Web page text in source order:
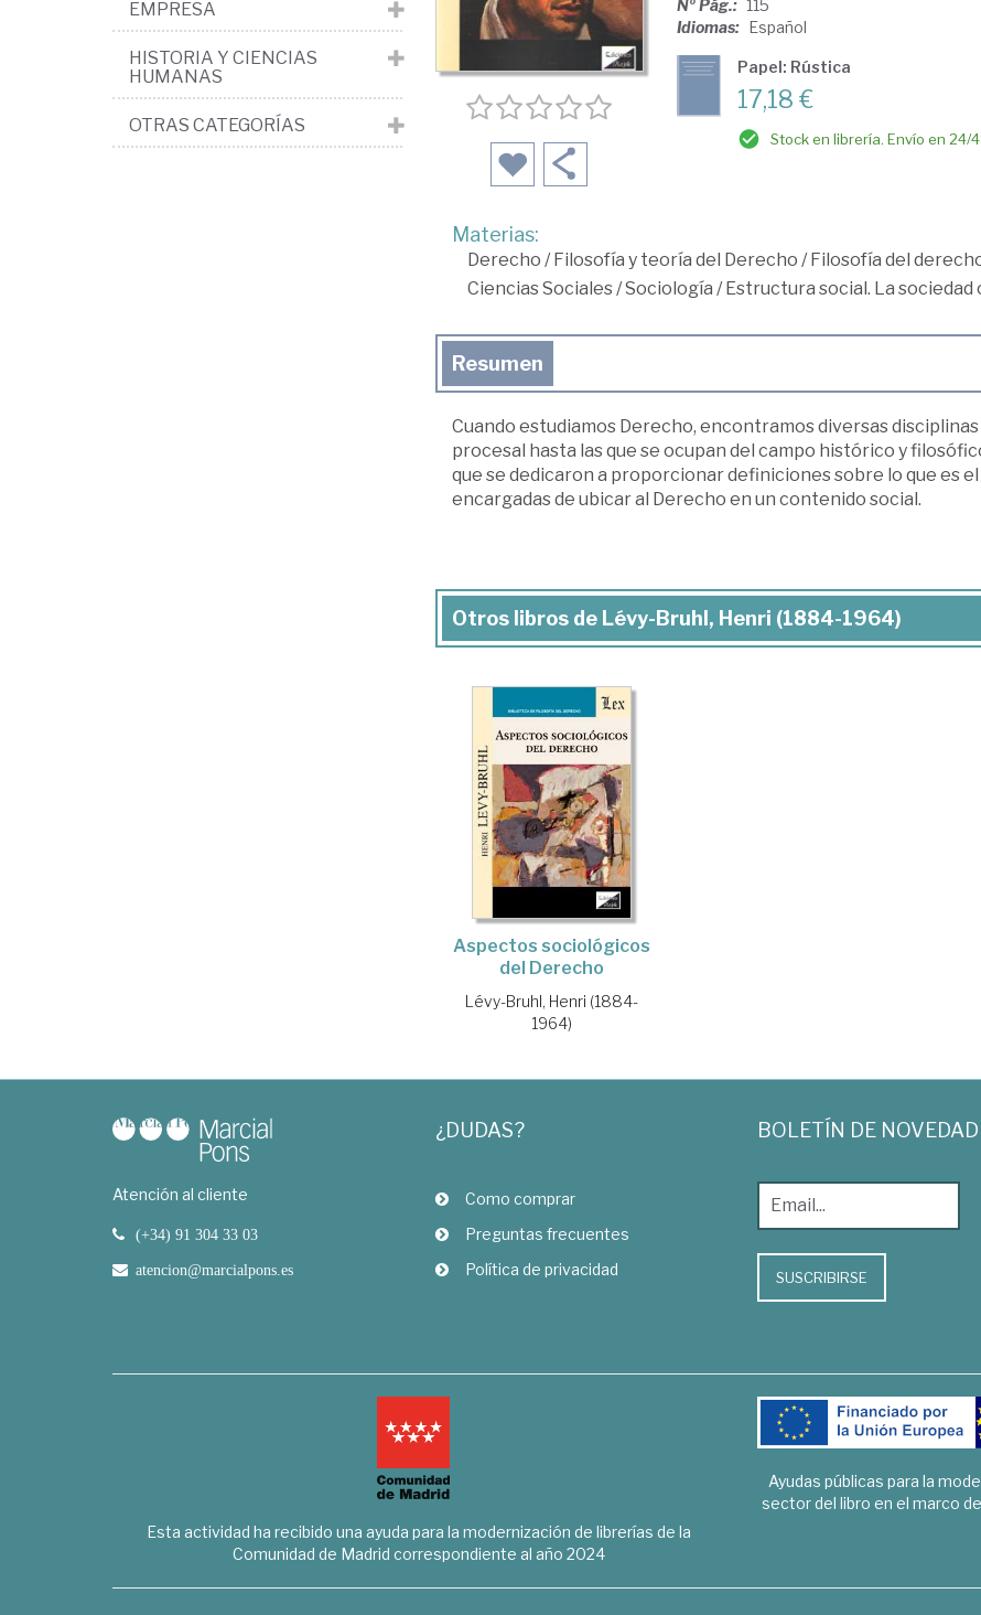
Nº Pág.: 115
Idiomas: Español
Papel: Rústica
17,18 €
Stock en librería. Envío en 24/
Materias:
Derecho / Filosofía y teoría del Derecho / Filosofía del
Ciencias Sociales/Sociología / Estructura social. La sociedad
Resumen
Cuando estudiamos Derecho, encontramos diversas
procesal hasta las que se ocupan del campo histórico y
que se dedicaron a proporcionar definiciones sobre lo que es
encargadas de ubicar al Derecho en un contenido social.
Otros libros de Lévy-Bruhl, Henri (1884-1964)
Aspectos sociológicos
del Derecho
Lévy-Bruhl, Henri (1884-
1964)
EMPRESA
HISTORIA Y CIENCIAS
HUMANAS
OTRAS CATEGORÍAS
Atención al cliente
(+34) 91 304 33 03
atencion@marcialpons.es
¿DUDAS?
Como comprar
Preguntas frecuentes
Política de privacidad
BOLETÍN DE
SUSCRIBIRSE
Esta actividad ha recibido una ayuda para la modernización de librerías de la
Comunidad de Madrid correspondiente al año 2024
Ayudas públicas para la
sector del libro en el marco